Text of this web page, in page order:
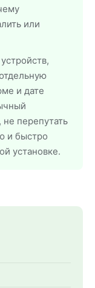
или
и дате
перепутать
и быстро
установке.